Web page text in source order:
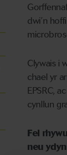
dwi’n
Clywais i
chael yr
EPSRC, ac
cynllun
Fel
neu